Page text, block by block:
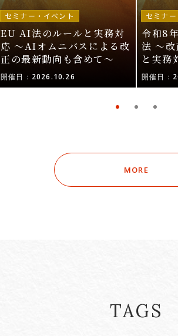
セミナー・イベント
EU AI法のルールと実務対
応 〜AIオムニバスによる改
正の最新動向も含めて〜
開催日：2026.10.26
セミナ
令和8
法 〜
と実務
開催日：
MORE
TAGS